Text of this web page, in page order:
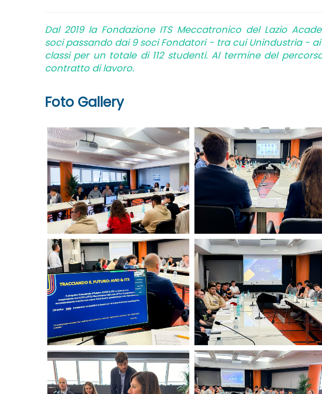
Dal 2019 la Fondazione ITS Meccatronico del Lazio
soci passando dai 9 soci Fondatori - tra cui Unindustria -
classi per un totale di 112 studenti. Al termine del
contratto di lavoro.
Foto Gallery